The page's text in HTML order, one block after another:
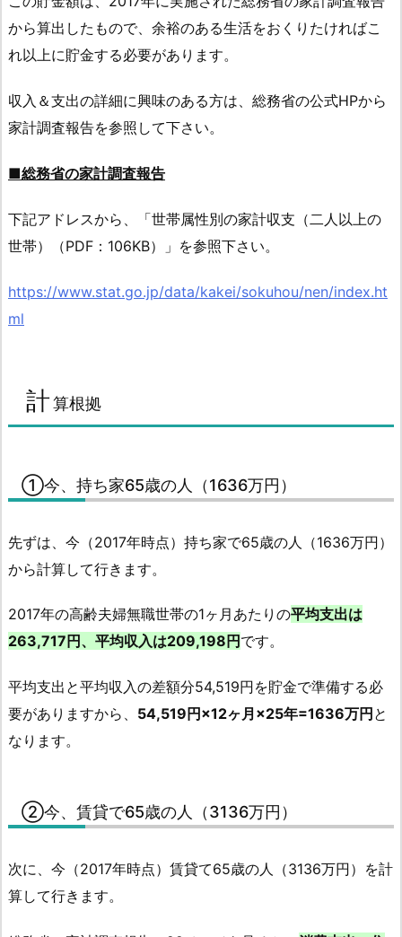
から算出したもので、余裕のある生活をおくりたければこ
れ以上に貯金する必要があります。
収入＆支出の詳細に興味のある方は、総務省の公式HPから
家計調査報告を参照して下さい。
■総務省の家計調査報告
下記アドレスから、「世帯属性別の家計収支（二人以上の
世帯）（PDF：106KB）」を参照下さい。
https://www.stat.go.jp/data/kakei/sokuhou/nen/index.ht
ml
計算根拠
①今、持ち家65歳の人（1636万円）
先ずは、今（2017年時点）持ち家で65歳の人（1636万円）
から計算して行きます。
2017年の高齢夫婦無職世帯の1ヶ月あたりの平均支出は
263,717円、平均収入は209,198円 です。
平均支出と平均収入の差額分54,519円を貯金で準備する必
要がありますから、 54,519円×12ヶ月×25年=1636万円 と
なります。
②今、賃貸で65歳の人（3136万円）
次に、今（2017年時点）賃貸て65歳の人（3136万円）を計
算して行きます。